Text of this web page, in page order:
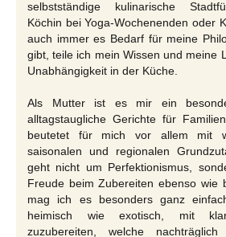
selbstständige kulinarische
Köchin bei Yoga-Wochenenden oder
auch immer es Bedarf für meine
gibt, teile ich mein Wissen und meine
Unabhängigkeit in der Küche.
Als Mutter ist es mir ein
alltagstaugliche Gerichte für
beutetet für mich vor allem mit
saisonalen und regionalen
geht nicht um Perfektionismus,
Freude beim Zubereiten ebenso wie
mag ich es besonders ganz
heimisch wie exotisch, mit
zuzubereiten, welche